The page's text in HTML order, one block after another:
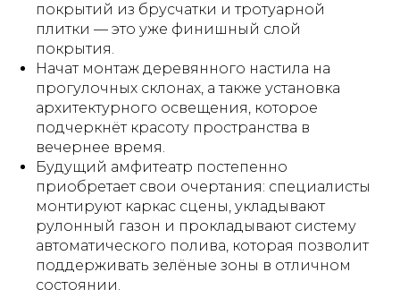
покрытий из брусчатки и тротуарной
плитки — это уже финишный слой
покрытия.
Начат монтаж деревянного настила на
прогулочных склонах, а также установка
архитектурного освещения, которое
подчеркнёт красоту пространства в
вечернее время.
Будущий амфитеатр постепенно
приобретает свои очертания: специалисты
монтируют каркас сцены, укладывают
рулонный газон и прокладывают систему
автоматического полива, которая позволит
поддерживать зелёные зоны в отличном
состоянии.